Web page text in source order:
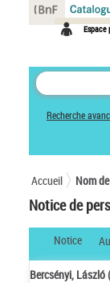
Espace
Recherche
Accueil Nom
Notice de
Notice
Bercsényi,
Panneau de gestion des